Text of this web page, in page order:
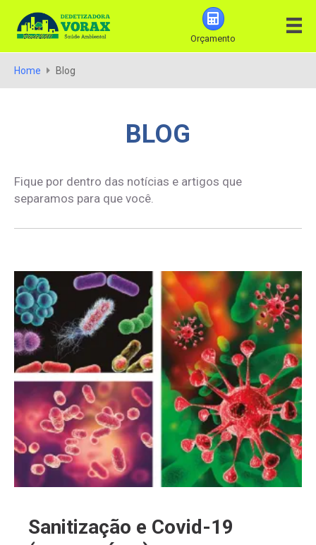
Orçamento
Home Blog
BLOG
Fique por dentro das notícias e artigos que
separamos para que você.
Sanitização e Covid-19